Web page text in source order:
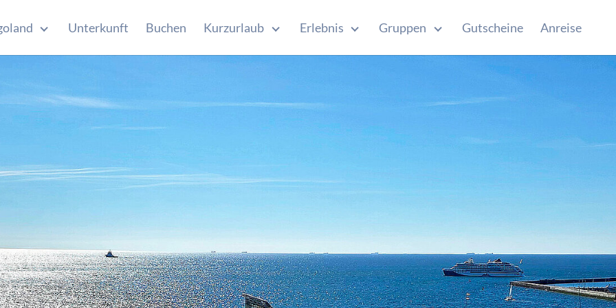
Submenu for "Helgoland"
Unterkunft Buchen Kurzurlaub
Submenu for "Kurzurlaub"
Erlebnis
Submenu for "Erlebnis"
Gruppen
Submenu for "Gruppen"
Gutscheine Anreise